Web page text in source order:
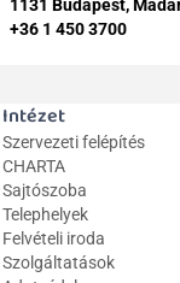
1131 Budapest,
+36 1 450 3700
Intézet
Szervezeti felépítés
CHARTA
Sajtószoba
Telephelyek
Felvételi iroda
Szolgáltatások